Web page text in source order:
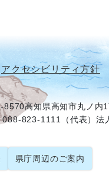
アクセシビリティ方針
8570高知県高知市丸ノ内
088-823-1111（代表）法
県庁周辺のご案内